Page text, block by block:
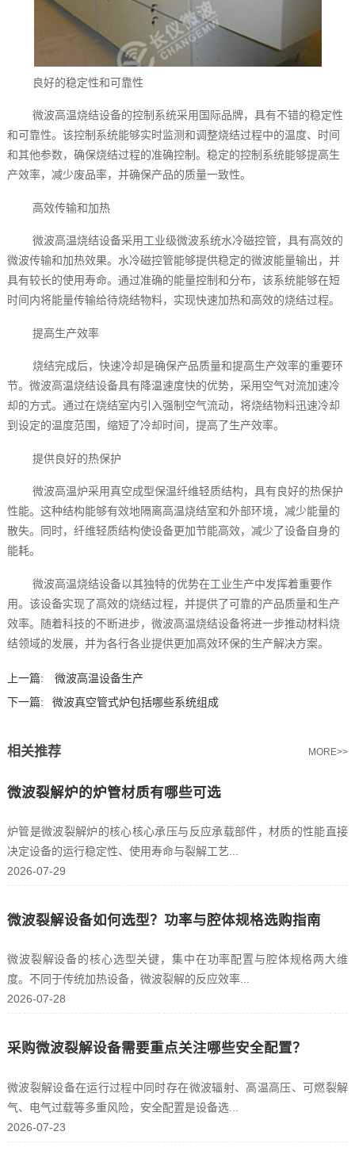
良好的稳定性和可靠性
微波高温烧结设备的控制系统采用国际品牌，具有不错的稳定性
和可靠性。该控制系统能够实时监测和调整烧结过程中的温度、时间
和其他参数，确保烧结过程的准确控制。稳定的控制系统能够提高生
产效率，减少废品率，并确保产品的质量一致性。
高效传输和加热
微波高温烧结设备采用工业级微波系统水冷磁控管，具有高效的
微波传输和加热效果。水冷磁控管能够提供稳定的微波能量输出，并
具有较长的使用寿命。通过准确的能量控制和分布，该系统能够在短
时间内将能量传输给待烧结物料，实现快速加热和高效的烧结过程。
提高生产效率
烧结完成后，快速冷却是确保产品质量和提高生产效率的重要环
节。微波高温烧结设备具有降温速度快的优势，采用空气对流加速冷
却的方式。通过在烧结室内引入强制空气流动，将烧结物料迅速冷却
到设定的温度范围，缩短了冷却时间，提高了生产效率。
提供良好的热保护
微波高温炉‍采用真空成型保温纤维轻质结构，具有良好的热保护
性能。这种结构能够有效地隔离高温烧结室和外部环境，减少能量的
散失。同时，纤维轻质结构使设备更加节能高效，减少了设备自身的
能耗。
微波高温烧结设备以其独特的优势在工业生产中发挥着重要作
用。该设备实现了高效的烧结过程，并提供了可靠的产品质量和生产
效率。随着科技的不断进步，微波高温烧结设备将进一步推动材料烧
结领域的发展，并为各行各业提供更加高效环保的生产解决方案。
上一篇:
微波高温设备生产
下一篇:
微波真空管式炉包括哪些系统组成
相关推荐 MORE>>
微波裂解炉的炉管材质有哪些可选
炉管是微波裂解炉的核心核心承压与反应承载部件，材质的性能直接
决定设备的运行稳定性、使用寿命与裂解工艺...
2026-07-29
微波裂解设备如何选型？功率与腔体规格选购指南
微波裂解设备的核心选型关键，集中在功率配置与腔体规格两大维
度。不同于传统加热设备，微波裂解的反应效率...
2026-07-28
采购微波裂解设备需要重点关注哪些安全配置？
微波裂解设备在运行过程中同时存在微波辐射、高温高压、可燃裂解
气、电气过载等多重风险，安全配置是设备选...
2026-07-23